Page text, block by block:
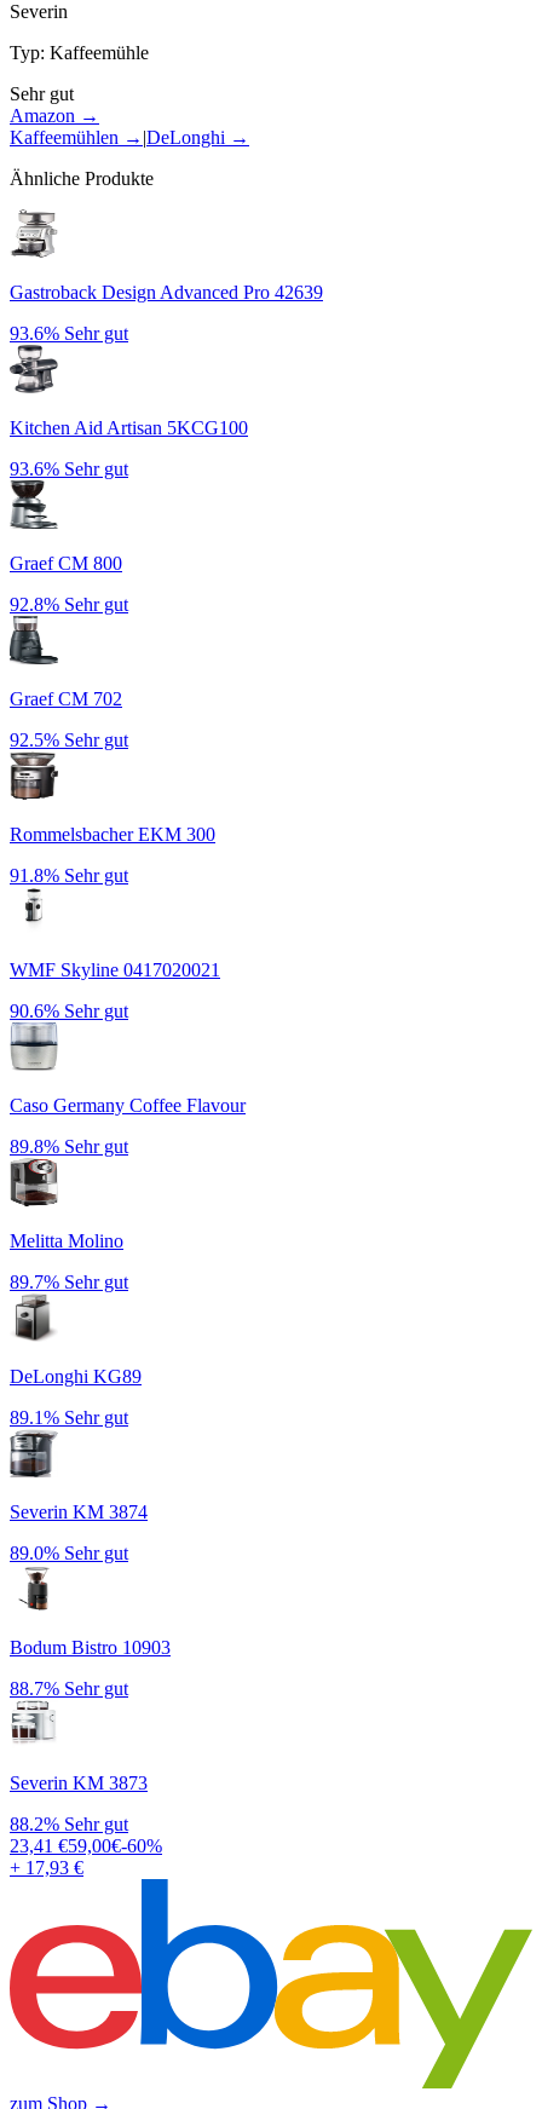
Severin
Typ: Kaffeemühle
Sehr gut
Amazon →
Kaffeemühlen → |DeLonghi →
Ähnliche Produkte
Gastroback Design Advanced Pro 42639
93.6% Sehr gut
Kitchen Aid Artisan 5KCG100
93.6% Sehr gut
Graef CM 800
92.8% Sehr gut
Graef CM 702
92.5% Sehr gut
Rommelsbacher EKM 300
91.8% Sehr gut
WMF Skyline 0417020021
90.6% Sehr gut
Caso Germany Coffee Flavour
89.8% Sehr gut
Melitta Molino
89.7% Sehr gut
DeLonghi KG89
89.1% Sehr gut
Severin KM 3874
89.0% Sehr gut
Bodum Bistro 10903
88.7% Sehr gut
Severin KM 3873
88.2% Sehr gut
23,41 €59,00€-60%
+ 17,93 €
zum Shop →